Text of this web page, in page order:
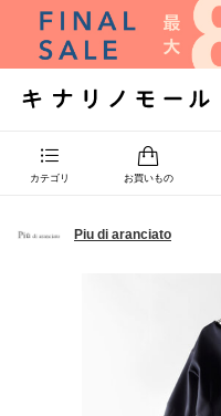
カテゴリ お買いもの
Piu di aranciato